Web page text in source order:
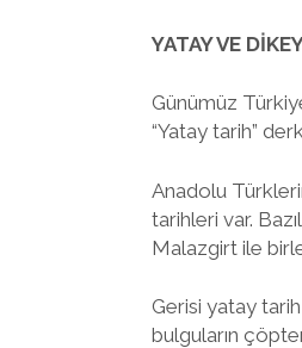
YATAY VE
Günümüz
“Yatay tarih”
Anadolu
tarihleri var.
Malazgirt ile
Gerisi yatay
bulguların